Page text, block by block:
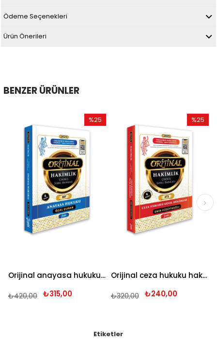
Ödeme Seçenekleri
Ürün Önerileri
BENZER ÜRÜNLER
Orijinal anayasa hukuku hakimlik çıkmış soru bankası 2025
₺315,00
₺420,00
%25
İndirim
%25İndirim
Orijinal ceza hukuku hakimlik çıkmış soru bankası 2025
₺240,00
₺320,00
%25
İndirim
Etiketler